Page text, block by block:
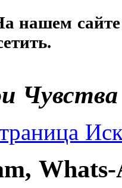
нашем
Чувства